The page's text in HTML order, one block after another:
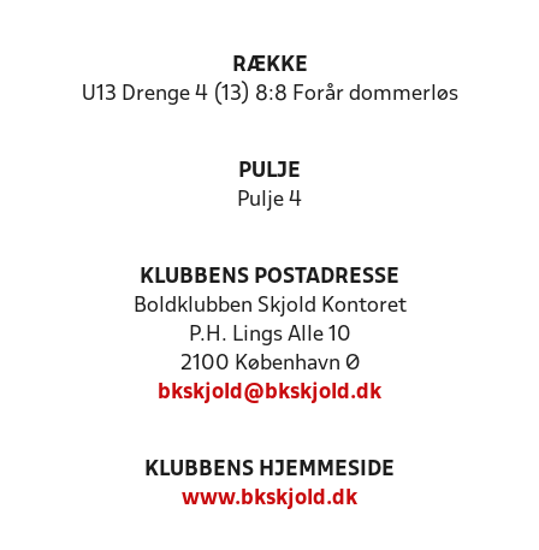
RÆKKE
U13 Drenge 4 (13) 8:8 Forår dommerløs
PULJE
Pulje 4
KLUBBENS POSTADRESSE
Boldklubben Skjold Kontoret
P.H. Lings Alle 10
2100 København Ø
bkskjold@bkskjold.dk
KLUBBENS HJEMMESIDE
www.bkskjold.dk